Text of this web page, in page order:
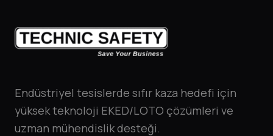
Endüstriyel tesislerde sıfır kaza hedefi için
yüksek teknoloji EKED/LOTO çözümleri ve
uzman mühendislik desteği.